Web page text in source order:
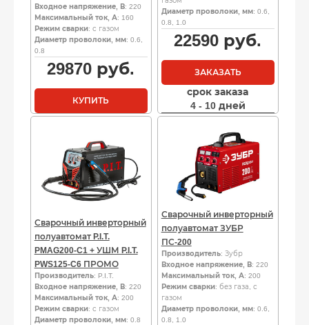
Входное напряжение, В: 220
Максимальный ток, А: 160
Режим сварки: с газом
Диаметр проволоки, мм: 0.6,
0.8
29870 руб.
КУПИТЬ
Диаметр проволоки, мм: 0.6,
0.8, 1.0
22590 руб.
ЗАКАЗАТЬ
срок заказа
4 - 10 дней
Сварочный инверторный
полуавтомат P.I.T.
PMAG200-C1 + УШМ P.I.T.
PWS125-C6 ПРОМО
Производитель: P.I.T.
Входное напряжение, В: 220
Максимальный ток, А: 200
Режим сварки: с газом
Диаметр проволоки, мм: 0.8
Сварочный инверторный
полуавтомат ЗУБР
ПС-200
Производитель: Зубр
Входное напряжение, В: 220
Максимальный ток, А: 200
Режим сварки: без газа, с
газом
Диаметр проволоки, мм: 0.6,
0.8, 1.0